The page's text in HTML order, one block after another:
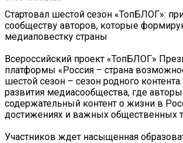
Стартовал шестой сезон «ТопБЛОГ»:
сообществу авторов, которые
медиаповестку страны
Всероссийский проект «ТопБЛОГ»
платформы «Россия – страна
шестой сезон – сезон родного
развития медиасообщества, где
содержательный контент о жизни в
достижениях и важных общественных
Участников ждет насыщенная